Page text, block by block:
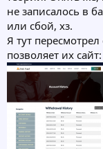
не записалось в
или сбой, хз.
Я тут
позволяет их сайт: